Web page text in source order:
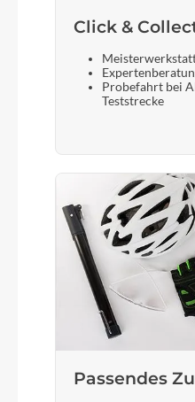
Click &
Probefahrt bei
Teststrecke
Passendes